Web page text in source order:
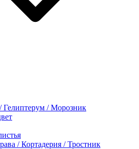
Гелиптерум / Морозник
/ Кортадерия / Тростник